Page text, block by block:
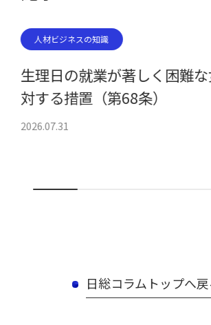
人材ビジネスの知識
生理日の就業が著しく困難
対する措置（第68条）
2026.07.31
日総コラムトップへ戻